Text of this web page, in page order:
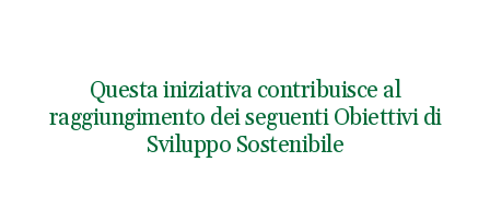
Questa iniziativa contribuisce al
raggiungimento dei seguenti Obiettivi di
Sviluppo Sostenibile